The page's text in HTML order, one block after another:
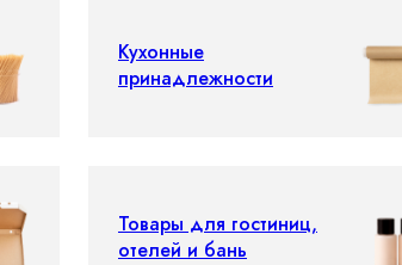
Кухонные
принадлежности
Товары для гостиниц,
отелей и бань